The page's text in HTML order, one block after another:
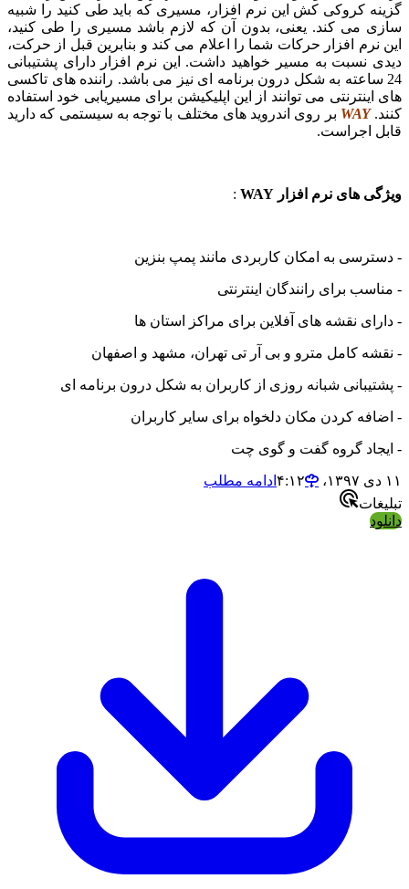
گزینه کروکی کش این نرم افزار، مسیری که باید طی کنید را شبیه
سازی می کند. یعنی، بدون آن که لازم باشد مسیری را طی کنید،
این نرم افزار حرکات شما را اعلام می کند و بنابرین قبل از حرکت،
دیدی نسبت به مسیر خواهید داشت. این نرم افزار دارای پشتیبانی
24 ساعته به شکل درون برنامه ای نیز می باشد. راننده های تاکسی
های اینترنتی می توانند از این اپلیکیشن برای مسیریابی خود استفاده
کنند.WAY بر روی اندروید های مختلف با توجه به سیستمی که دارید
قابل اجراست.
ویژگی های نرم افزار WAY :
- دسترسی به امکان کاربردی مانند پمپ بنزین
- مناسب برای رانندگان اینترنتی
- دارای نقشه های آفلاین برای مراکز استان ها
- نقشه کامل مترو و بی آر تی تهران، مشهد و اصفهان
- پشتیبانی شبانه روزی از کاربران به شکل درون برنامه ای
- اضافه کردن مکان دلخواه برای سایر کاربران
- ایجاد گروه گفت و گوی چت
۱۱ دی ۱۳۹۷،‏ ۴:۱۲
ادامه مطلب
تبلیغات
دانلود